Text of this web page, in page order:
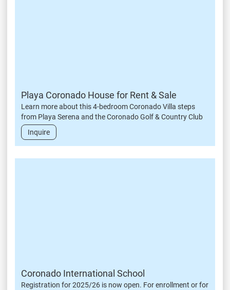
Playa Coronado House for Rent & Sale
Learn more about this 4-bedroom Coronado Villa steps
from Playa Serena and the Coronado Golf & Country Club
Inquire
Coronado International School
Registration for 2025/26 is now open. For enrollment or for